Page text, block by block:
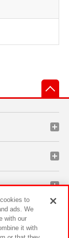
to
ads. We
with our
it with